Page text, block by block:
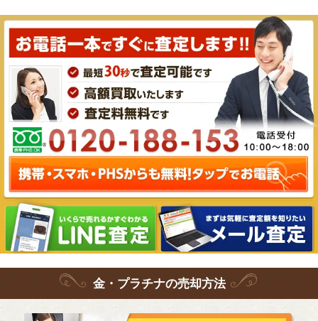
金・プラチナの売却方法